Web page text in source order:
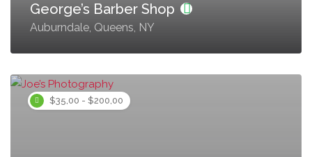
George’s Barber Shop
Auburndale, Queens, NY
$35,00 - $200,00